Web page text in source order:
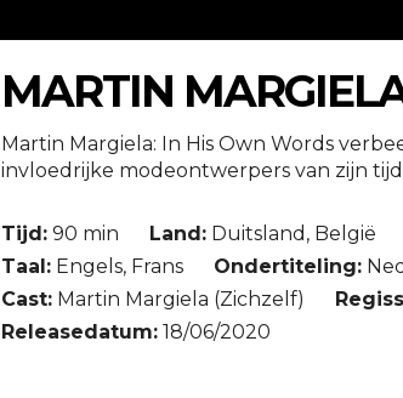
MARTIN
Martin Margiela: In His Own Words
invloedrijke modeontwerpers van zijn
Tijd:90 min Land:Duitsland, België
Taal:Engels, Frans Ondertiteling:
Cast:Martin Margiela (Zichzelf)
Releasedatum:18/06/2020